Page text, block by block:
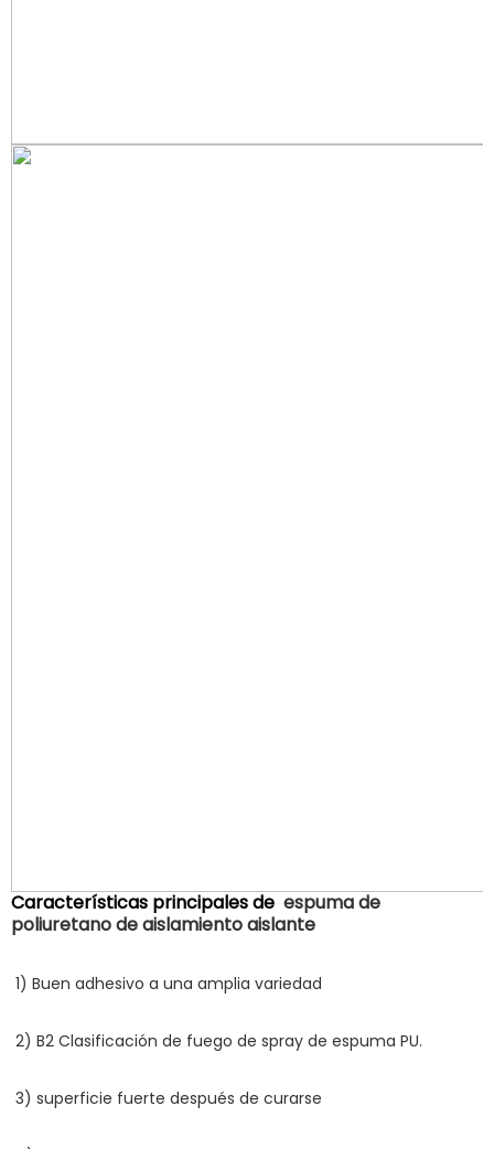
Características principales de espuma de
poliuretano de aislamiento aislante
1) Buen adhesivo a una amplia variedad